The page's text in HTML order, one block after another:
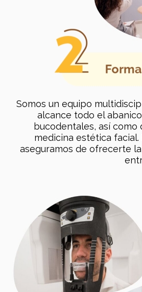
Somos un equipo
alcance todo el
bucodentales, así
medicina estética
aseguramos de ofrecerte